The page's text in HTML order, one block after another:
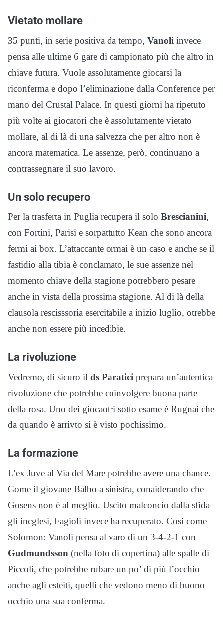
Vietato mollare
35 punti, in serie positiva da tempo, Vanoli invece
pensa alle ultime 6 gare di campionato più che altro in
chiave futura. Vuole assolutamente giocarsi la
riconferma e dopo l’eliminazione dalla Conference per
mano del Crustal Palace. In questi giorni ha ripetuto
più volte ai giocatori che è assolutamente vietato
mollare, al di là di una salvezza che per altro non è
ancora matematica. Le assenze, però, continuano a
contrassegnare il suo lavoro.
Un solo recupero
Per la trasferta in Puglia recupera il solo Brescianini,
con Fortini, Parisi e sorpattutto Kean che sono ancora
fermi ai box. L’attaccante ormai è un caso e anche se il
fastidio alla tibia è conclamato, le sue assenze nel
momento chiave della stagione potrebbero pesare
anche in vista della prossima stagione. Al di là della
clausola rescisssoria esercitabile a inizio luglio, otrebbe
anche non essere più incedibie.
La rivoluzione
Vedremo, di sicuro il ds Paratici prepara un’autentica
rivoluzione che potrebbe coinvolgere buona parte
della rosa. Uno dei giocaotri sotto esame è Rugnai che
da quando è arrivto si è visto pochissimo.
La formazione
L’ex Juve al Via del Mare potrebbe avere una chance.
Come il giovane Balbo a sinistra, conaiderando che
Gosens non è al meglio. Uscito malconcio dalla sfida
gli incglesi, Fagioli invece ha recuperato. Così come
Solomon: Vanoli pensa al varo di un 3-4-2-1 con
Gudmundsson (nella foto di copertina) alle spalle di
Piccoli, che potrebbe rubare un po’ di più l’occhio
anche agli esteiti, quelli che vedono meno di buono
occhio una sua conferma.